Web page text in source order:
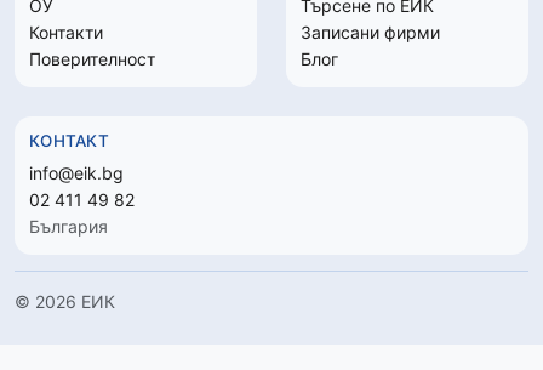
ОУ
Контакти
Поверителност
Търсене по ЕИК
Записани фирми
Блог
КОНТАКТ
info@eik.bg
02 411 49 82
България
© 2026 ЕИК